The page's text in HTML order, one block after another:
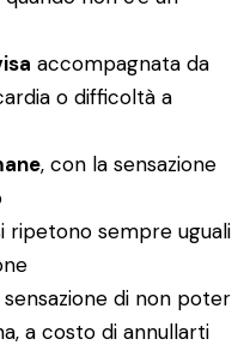
accompagnata da
o difficoltà a
, con la sensazione
ripetono sempre uguali
sensazione di non poter
a costo di annullarti